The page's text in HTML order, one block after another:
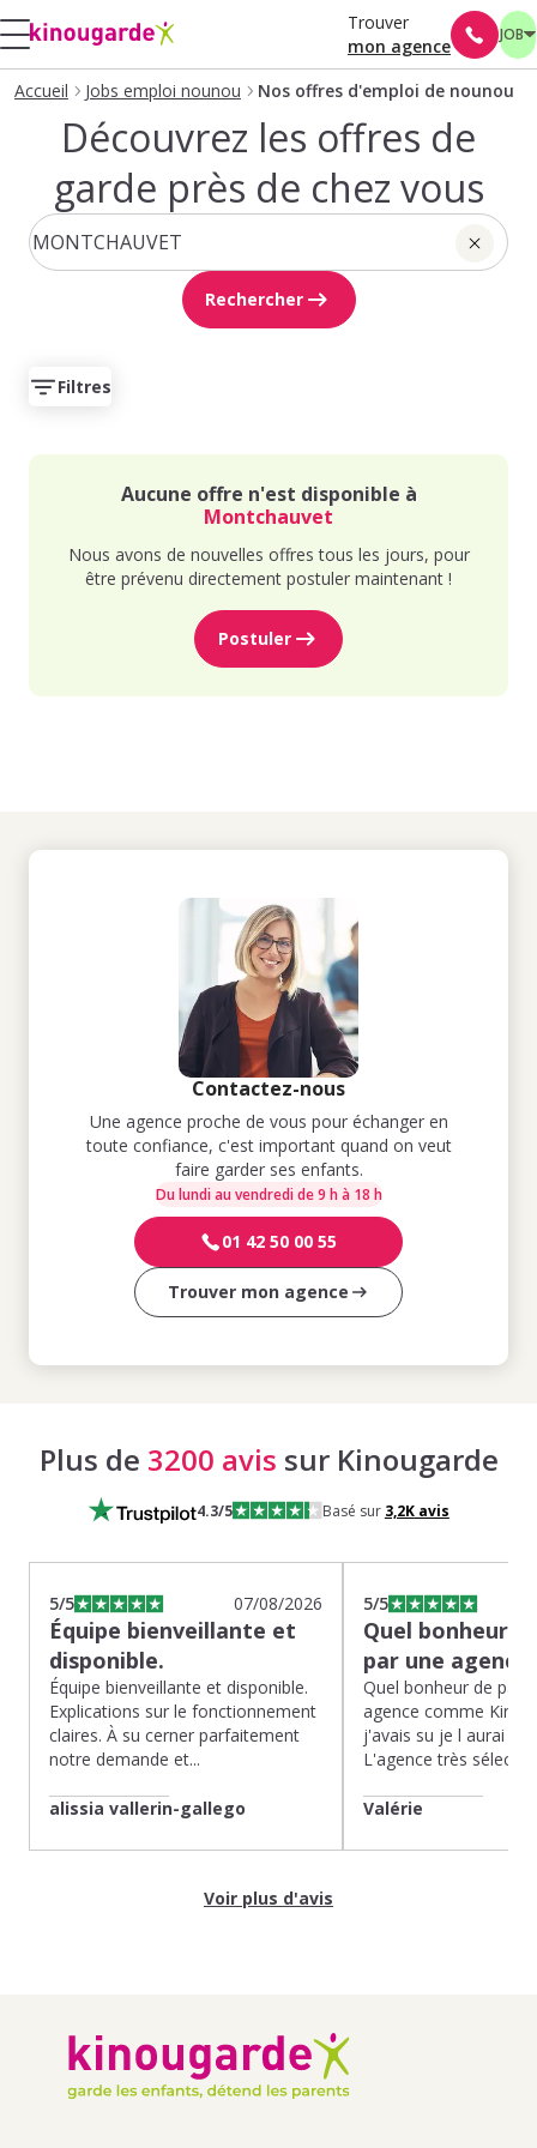
Trouver
mon agence
JOB
Accueil Jobs emploi nounou Nos offres d'emploi de nounou
Découvrez les offres de
garde près de chez vous
Rechercher
Filtres
Aucune offre n'est disponible à
Montchauvet
Nous avons de nouvelles offres tous les jours, pour
être prévenu directement postuler maintenant !
Postuler
Contactez-nous
Une agence proche de vous pour échanger en
toute confiance, c'est important quand on veut
faire garder ses enfants.
Du lundi au vendredi de 9 h à 18 h
01 42 50 00 55
Trouver mon agence
Plus de 3200 avis sur Kinougarde
4.3/5 Basé sur 3,2Kavis
5/5 07/08/2026
Équipe bienveillante et
disponible.
Équipe bienveillante et disponible.
Explications sur le fonctionnement
claires. À su cerner parfaitement
notre demande et...
alissia vallerin-gallego
5/5
Quel bonheur
par une
Quel bonheur de
agence comme
j'avais su je l aurai
L'agence très
Valérie
Voir plus d'avis